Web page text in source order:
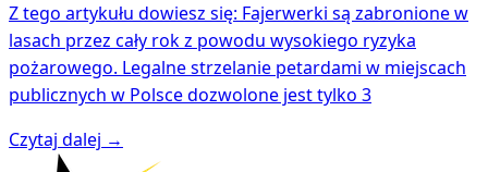
Z tego artykułu dowiesz się: Fajerwerki są zabronione w
lasach przez cały rok z powodu wysokiego ryzyka
pożarowego. Legalne strzelanie petardami w miejscach
publicznych w Polsce dozwolone jest tylko 3
Czytaj dalej →